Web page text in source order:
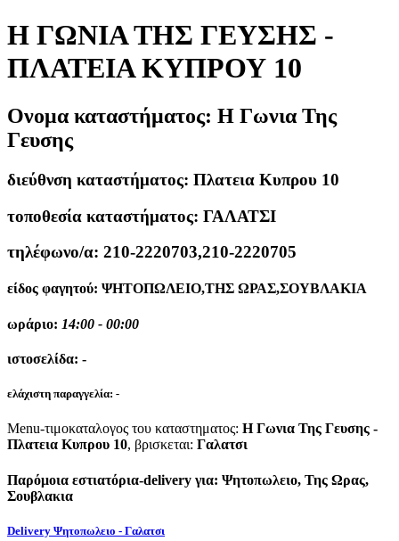
Η ΓΩΝΙΑ ΤΗΣ ΓΕΥΣΗΣ -
ΠΛΑΤΕΙΑ ΚΥΠΡΟΥ 10
Ονομα καταστήματος: Η Γωνια Της
Γευσης
διεύθνση καταστήματος: Πλατεια Κυπρου 10
τοποθεσία καταστήματος: ΓΑΛΑΤΣΙ
τηλέφωνο/α: 210-2220703,210-2220705
είδος φαγητού: ΨΗΤΟΠΩΛΕΙΟ,ΤΗΣ ΩΡΑΣ,ΣΟΥΒΛΑΚΙΑ
ωράριο: 14:00 - 00:00
ιστοσελίδα: -
ελάχιστη παραγγελία: -
Menu-τιμοκαταλογος του καταστηματος: Η Γωνια Της Γευσης -
Πλατεια Κυπρου 10, βρισκεται: Γαλατσι
Παρόμοια εστιατόρια-delivery για: Ψητοπωλειο, Της Ωρας,
Σουβλακια
Delivery Ψητοπωλειο - Γαλατσι